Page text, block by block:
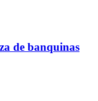
de banquinas